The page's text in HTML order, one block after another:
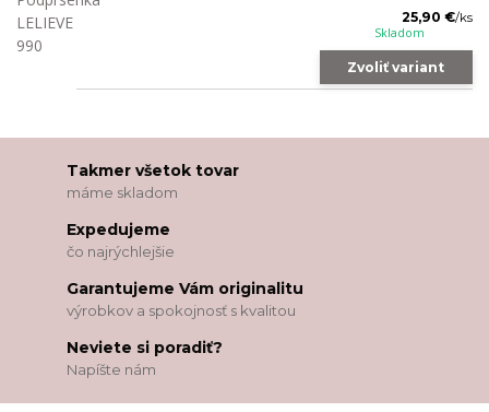
25,90 €/ks
Skladom
Zvoliť variant
Takmer všetok tovar
máme skladom
Expedujeme
čo najrýchlejšie
Garantujeme Vám originalitu
výrobkov a spokojnosť s kvalitou
Neviete si poradiť?
Napíšte nám